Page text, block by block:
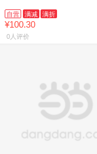
自营 满减 满折
¥100.30
0人评价